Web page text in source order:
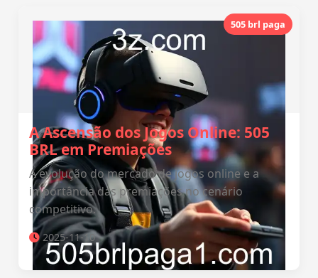
505 brl paga
A Ascensão dos Jogos Online: 505
BRL em Premiações
A evolução do mercado de jogos online e a
importância das premiações no cenário
competitivo.
2025-11-10